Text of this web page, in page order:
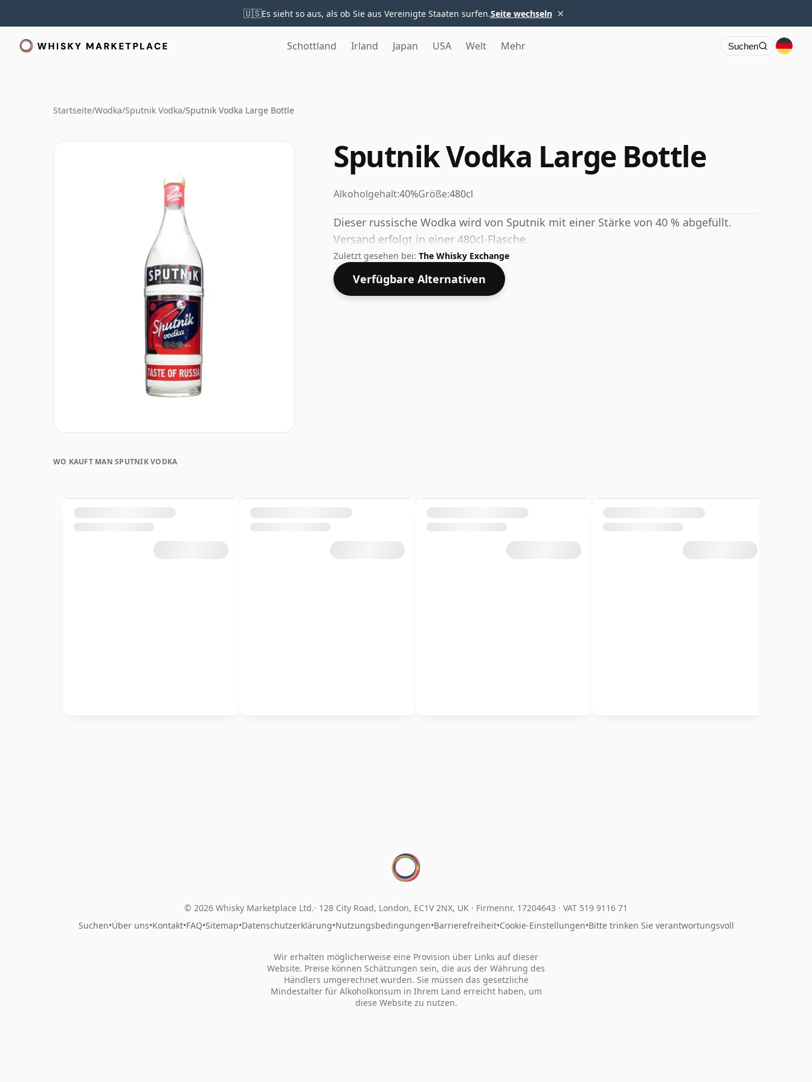
🇺🇸Es sieht so aus, als ob Sie aus Vereinigte Staaten surfen.Seite wechseln ×
Schottland Irland Japan USA Welt Mehr Suchen
Startseite/Wodka/Sputnik Vodka/Sputnik Vodka Large Bottle
Sputnik Vodka Large Bottle
Alkoholgehalt:40%Größe:480cl
Dieser russische Wodka wird von Sputnik mit einer Stärke von 40 % abgefüllt.
Versand erfolgt in einer 480cl-Flasche.
Zuletzt gesehen bei: The Whisky Exchange
Verfügbare Alternativen
WO KAUFT MAN SPUTNIK VODKA
© 2026 Whisky Marketplace Ltd. 128 City Road, London, EC1V 2NX, UK · Firmennr. 17204643 · VAT 519 9116 71
Suchen•Über uns•Kontakt•FAQ•Sitemap•Datenschutzerklärung•Nutzungsbedingungen•Barrierefreiheit•Cookie-Einstellungen•Bitte trinken Sie verantwortungsvoll
Wir erhalten möglicherweise eine Provision über Links auf dieser
Website. Preise können Schätzungen sein, die aus der Währung des
Händlers umgerechnet wurden. Sie müssen das gesetzliche
Mindestalter für Alkoholkonsum in Ihrem Land erreicht haben, um
diese Website zu nutzen.